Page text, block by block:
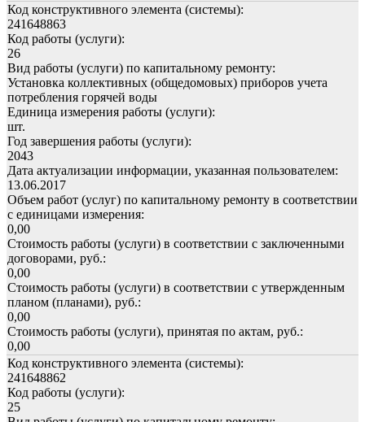
Код конструктивного элемента (системы):
241648863
Код работы (услуги):
26
Вид работы (услуги) по капитальному ремонту:
Установка коллективных (общедомовых) приборов учета
потребления горячей воды
Единица измерения работы (услуги):
шт.
Год завершения работы (услуги):
2043
Дата актуализации информации, указанная пользователем:
13.06.2017
Объем работ (услуг) по капитальному ремонту в соответствии
с единицами измерения:
0,00
Стоимость работы (услуги) в соответствии с заключенными
договорами, руб.:
0,00
Стоимость работы (услуги) в соответствии с утвержденным
планом (планами), руб.:
0,00
Стоимость работы (услуги), принятая по актам, руб.:
0,00
Код конструктивного элемента (системы):
241648862
Код работы (услуги):
25